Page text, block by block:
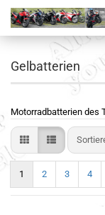
Gelbatterien
Motorradbatterien des
1 2 3 4